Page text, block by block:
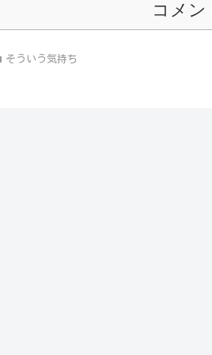
コメン
そういう気持ち